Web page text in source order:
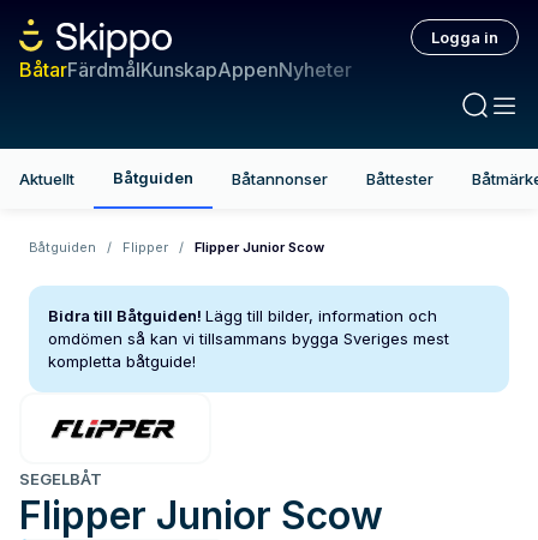
BåtarFärdmålKunskapAppenNyheter
Logga in
Aktuellt Båtguiden Båtannonser Båttester
Båtguiden / Flipper / Flipper Junior Scow
Bidra till Båtguiden! Lägg till bilder, information och
omdömen så kan vi tillsammans bygga Sveriges mest
kompletta båtguide!
SEGELBÅT
Flipper Junior Scow